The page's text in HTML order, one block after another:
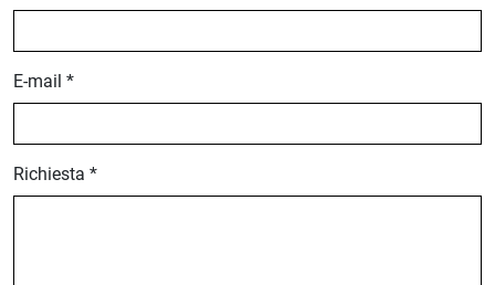
E-mail *
Richiesta *